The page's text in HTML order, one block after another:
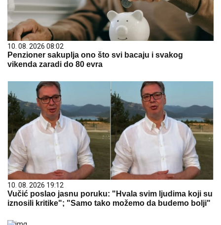
10. 08. 2026 08:02
Penzioner sakuplja ono što svi bacaju i svakog
vikenda zaradi do 80 evra
10. 08. 2026 19:12
Vučić poslao jasnu poruku: "Hvala svim ljudima koji su
iznosili kritike"; "Samo tako možemo da budemo bolji"